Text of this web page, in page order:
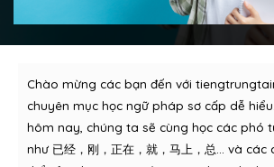
Chào mừng các bạn đến với
chuyên mục học ngữ pháp sơ cấp dễ
hôm nay, chúng ta sẽ cùng học các phó
như 已经，刚，正在，就，马上，总… và